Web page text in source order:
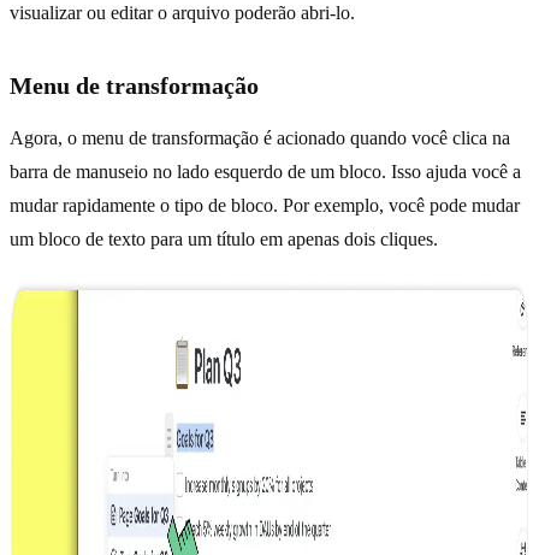
visualizar ou editar o arquivo poderão abri-lo.
Menu de transformação
Agora, o menu de transformação é acionado quando você clica na
barra de manuseio no lado esquerdo de um bloco. Isso ajuda você a
mudar rapidamente o tipo de bloco. Por exemplo, você pode mudar
um bloco de texto para um título em apenas dois cliques.